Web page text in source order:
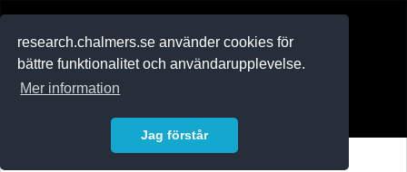
research.chalmers.se använder cookies för
bättre funktionalitet och användarupplevelse.
Mer information
Jag förstår